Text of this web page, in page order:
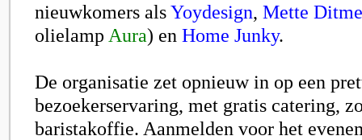
nieuwkomers alsYoydesign, Mette
olielamp Aura) en Home Junky.
De organisatie zet opnieuw in op een
bezoekerservaring, met gratis catering,
baristakoffie. Aanmelden voor het